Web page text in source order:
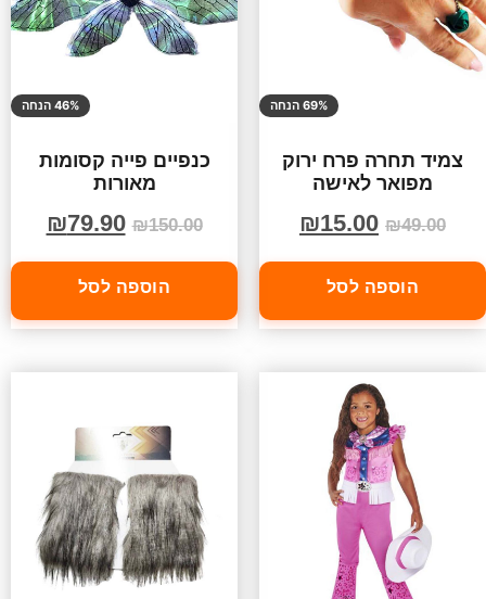
69% הנחה
צמיד תחרה פרח ירוק
מפואר לאישה
₪49.00
₪15.00
הוספה לסל
46% הנחה
כנפיים פייה קסומות
מאורות
₪150.00
₪79.90
הוספה לסל